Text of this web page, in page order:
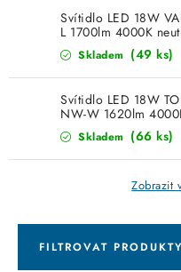
JISTIČE
KABELY
ŽÁROVKY
OHŘÍVAČE VODY
Svítidlo LED 18W
L 1700lm 4000K
26443Skladem (49 ks)
Svítidlo LED 18W
NW-W 1620lm
IP54 Kanlux 31498
Skladem (66 ks)
Zobrazit
FILTROVAT PRODUKTY